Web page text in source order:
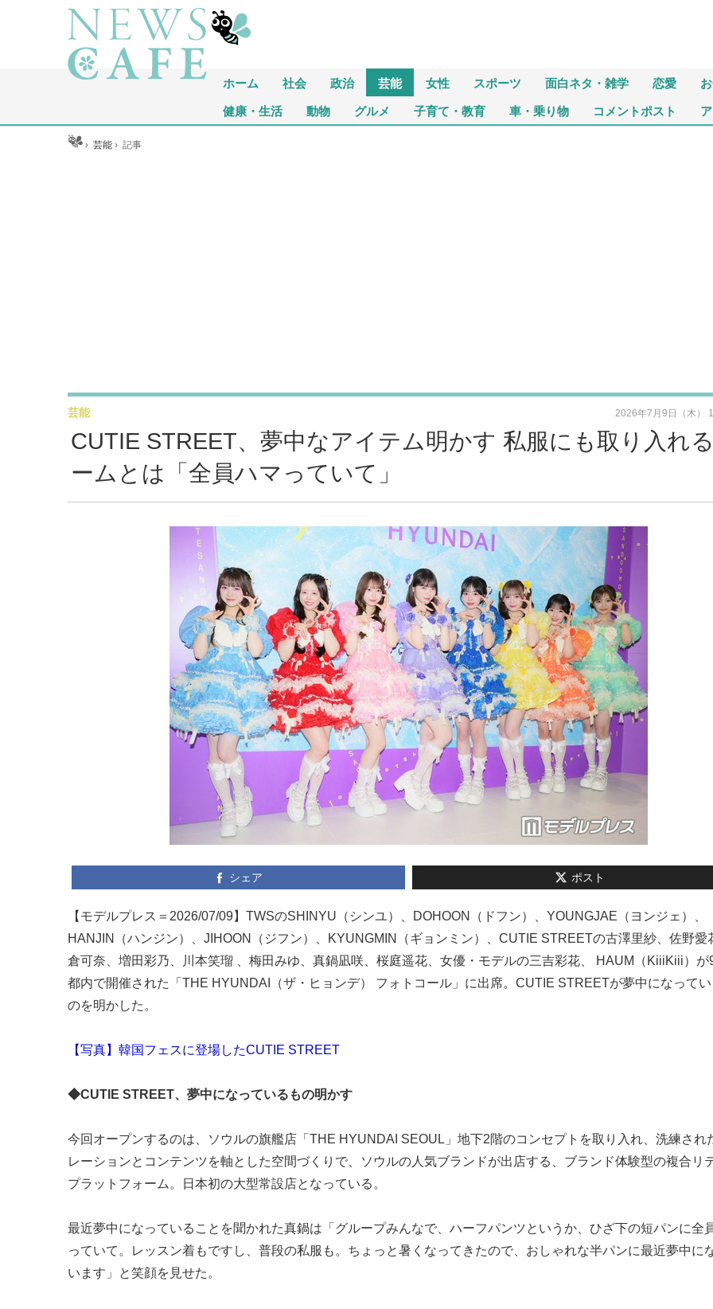
ホーム 社会 政治 芸能 女性 スポーツ 面白ネタ・雑学 恋愛
健康・生活 動物 グルメ 子育て・教育 車・乗り物 コメントポスト
ホーム ›芸能 ›記事
CUTIE STREET、夢中なアイテム明かす 私服にも取り入れ
ームとは「全員ハマっていて」
芸能 2026年7月9日（木）
シェア ポスト
【モデルプレス＝2026/07/09】TWSのSHINYU（シンユ）、DOHOON（ドフン）、YOUNGJAE（ヨンジェ）、
HANJIN（ハンジン）、JIHOON（ジフン）、KYUNGMIN（ギョンミン）、CUTIE STREETの古澤里紗、佐野愛
倉可奈、増田彩乃、川本笑瑠 、梅田みゆ、真鍋凪咲、桜庭遥花、女優・モデルの三吉彩花、 HAUM（KiiiKiii）が
都内で開催された「THE HYUNDAI（ザ・ヒョンデ） フォトコール」に出席。CUTIE STREETが夢中になって
のを明かした。
【写真】韓国フェスに登場したCUTIE STREET
◆CUTIE STREET、夢中になっているもの明かす
今回オープンするのは、ソウルの旗艦店「THE HYUNDAI SEOUL」地下2階のコンセプトを取り入れ、洗練され
レーションとコンテンツを軸とした空間づくりで、ソウルの人気ブランドが出店する、ブランド体験型の複合リ
プラットフォーム。日本初の大型常設店となっている。
最近夢中になっていることを聞かれた真鍋は「グループみんなで、ハーフパンツというか、ひざ下の短パンに全
っていて。レッスン着もですし、普段の私服も。ちょっと暑くなってきたので、おしゃれな半パンに最近夢中に
います」と笑顔を見せた。